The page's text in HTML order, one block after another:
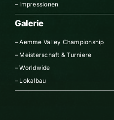
– Impressionen
Galerie
–Aemme Valley Championship
– Meisterschaft & Turniere
–Worldwide
– Lokalbau